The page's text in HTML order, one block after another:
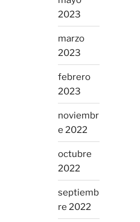
2023
marzo
2023
febrero
2023
noviembr
e 2022
octubre
2022
septiemb
re 2022